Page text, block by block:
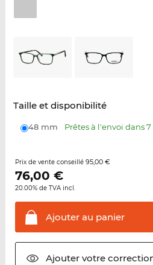
Taille et disponibilité
48 mm Prêtes à l'envoi dans
Prix de vente conseillé 95,00 €
76,00 €
20.00% de TVA incl.
Ajouter au panier
Ajouter votre